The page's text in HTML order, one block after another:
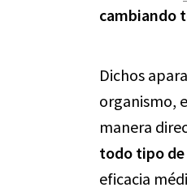
cambiando
Dichos
organismo,
manera
todo tipo
eficacia